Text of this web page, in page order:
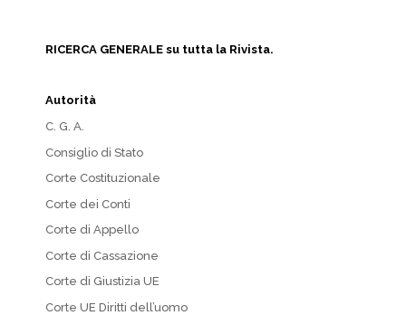
RICERCA GENERALE su tutta la Rivista.
Autorità
C. G. A.
Consiglio di Stato
Corte Costituzionale
Corte dei Conti
Corte di Appello
Corte di Cassazione
Corte di Giustizia UE
Corte UE Diritti dell’uomo